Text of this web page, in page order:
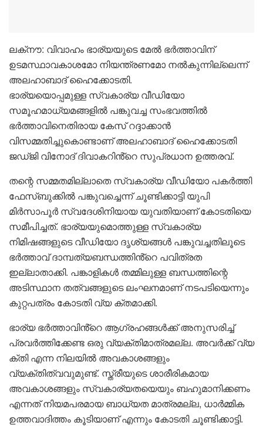
ലക്‌നൗ: വിവാഹം ഭാര്യയുടെ മേൽ ഭർത്താവിന്
ഉടമസ്ഥാവകാശമോ നിയന്ത്രണമോ നൽകുന്നില്ലെന്ന്
അലഹാബാദ് ഹൈക്കോടതി.
ഭാര്യയൊപ്പമുള്ള സ്വകാര്യ വീഡിയോ
സമൂഹമാധ്യമങ്ങളിൽ പങ്കുവച്ച സംഭവത്തിൽ
ഭർത്താവിനെതിരായ കേസ് റദ്ദാക്കാൻ
വിസമ്മതിച്ചുകൊണ്ടാണ് അലഹാബാദ് ഹൈക്കോടതി
ജഡ്‌ജി വിനോദ് ദിവാകറിൻ്റെ സുപ്രധാന ഉത്തരവ്.
തന്റെ സമ്മതമില്ലാതെ സ്വകാര്യ വീഡിയോ പകർത്തി
ഫേസ്ബുക്കിൽ പങ്കുവച്ചെന്ന് ചൂണ്ടിക്കാട്ടി യുപി
മിർസാപൂർ സ്വദേശിനിയായ യുവതിയാണ് കോടതിയെ
സമീപിച്ചത്. ഭാര്യയുമൊത്തുള്ള സ്വകാര്യ
നിമിഷങ്ങളുടെ വീഡിയോ ദൃശ്യങ്ങൾ പങ്കുവച്ചതിലൂടെ
ഭർത്താവ് ദാമ്പത്യബന്ധത്തിൻ്റെ പവിത്രത
ഇല്ലാതാക്കി. പങ്കാളികൾ തമ്മിലുള്ള ബന്ധത്തിന്റെ
അടിസ്ഥാന തത്വങ്ങളുടെ ലംഘനമാണ് നടപടിയെന്നും
കുറ്റപത്രം കോടതി വ്യ ക്തമാക്കി.
ഭാര്യ ഭർത്താവിൻ്റെ ആഗ്രഹങ്ങൾക്ക് അനുസരിച്ച്
പ്രവർത്തിക്കേണ്ട ഒരു വ്യക്തിമാത്രമല്ല. അവർക്ക് വ്യ
ക്തി എന്ന നിലയിൽ അവകാശങ്ങളും
വ്യക്തിത്വവുമുണ്ട്. സ്ത്രീയുടെ ശാരീരികമായ
അവകാശങ്ങളും സ്വകാര്യതയെയും ബഹുമാനിക്കണം
എന്നത് നിയമപരമായ ബാധ്യത മാത്രമല്ല, ധാർമ്മിക
ഉത്തവാദിത്തം കൂടിയാണ് എന്നും കോടതി ചൂണ്ടിക്കാട്ടി.